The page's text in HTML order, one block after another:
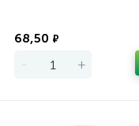
68,50 ₽
- +